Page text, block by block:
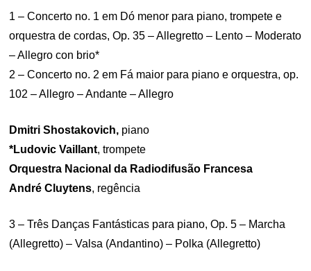
1 – Concerto no. 1 em Dó menor para piano, trompete e
orquestra de cordas, Op. 35 – Allegretto – Lento – Moderato
– Allegro con brio*
2 – Concerto no. 2 em Fá maior para piano e orquestra, op.
102 – Allegro – Andante – Allegro
Dmitri Shostakovich, piano
*Ludovic Vaillant, trompete
Orquestra Nacional da Radiodifusão Francesa
André Cluytens, regência
3 – Três Danças Fantásticas para piano, Op. 5 – Marcha
(Allegretto) – Valsa (Andantino) – Polka (Allegretto)